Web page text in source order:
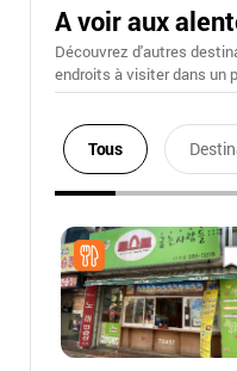
A voir aux
Découvrez d'autres
endroits à visiter dans un
Tous